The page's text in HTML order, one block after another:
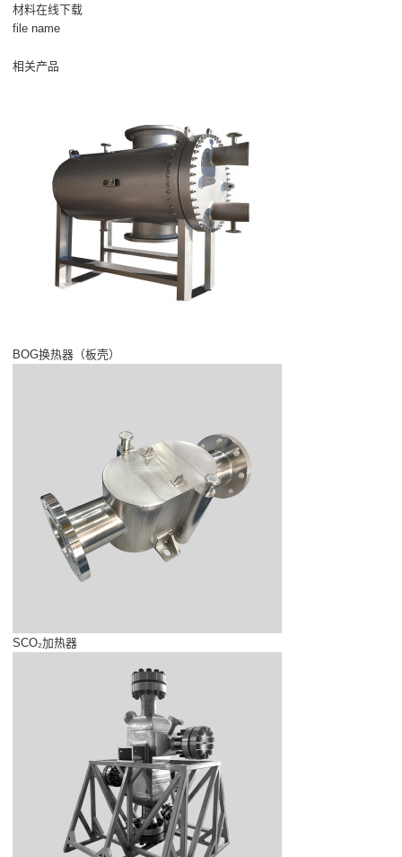
材料在线下载
file name
相关产品
BOG换热器（板壳）
SCO₂加热器